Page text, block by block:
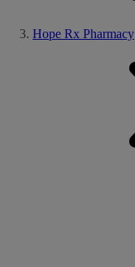
Hope Rx Pharmacy